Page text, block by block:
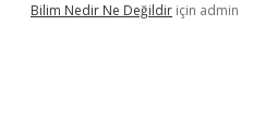
Bilim Nedir Ne Değildir için admin